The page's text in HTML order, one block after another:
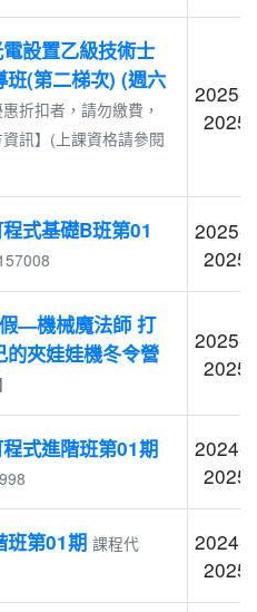
設置乙級技術士
班(第二梯次) (週六
惠折扣者，請勿繳費，
訊】(上課資格請參閱
2025-
式基礎B班第01
2025-
—機械魔法師 打
的夾娃娃機冬令營
2025-
式進階班第01期
2024-
班第01期 課程代
2024-